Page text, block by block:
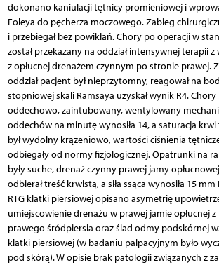
dokonano kaniulacji tętnicy promieniowej i
Foleya do pęcherza moczowego. Zabieg
i przebiegał bez powikłań. Chory po operacji w
został przekazany na oddział intensywnej terapii
z opłucnej drenażem czynnym po stronie prawej.
oddział pacjent był nieprzytomny, reagował na
stopniowej skali Ramsaya uzyskał wynik R4.
oddechowo, zaintubowany, wentylowany
oddechów na minutę wynosiła 14, a saturacja krwi
był wydolny krążeniowo, wartości ciśnienia
odbiegały od normy fizjologicznej. Opatrunki na
były suche, drenaż czynny prawej jamy
odbierał treść krwistą, a siła ssąca wynosiła 15
RTG klatki piersiowej opisano asymetrię
umiejscowienie drenażu w prawej jamie opłucnej
prawego śródpiersia oraz ślad odmy podskórnej
klatki piersiowej (w badaniu palpacyjnym było
pod skórą). W opisie brak patologii związanych z